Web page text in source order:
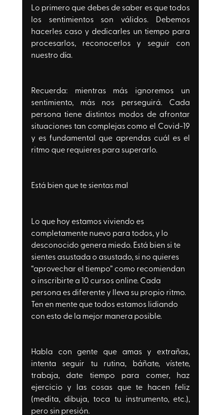
Lo primero que debes de saber es que todos
los sentimientos son válidos. Debemos
hacerles caso y dedicarles un tiempo para
procesarlos, reconocerlos y seguir con
nuestro día.
Recuerda: mientras más ignoremos un
sentimiento, más nos perseguirá. Cada
persona tiene distintos modos de afrontar
situaciones tan complejas como el Covid-19
y es fundamental que aprendas cuál es el
ritmo que requieres para superarlo.
Está bien que te sientas mal
Lo que hoy estamos viviendo es
completamente nuevo para todos, y lo
desconocido genera miedo. Está bien si te
sientes asustada o asustado, si no quieres
“aprovechar el tiempo” como recomiendan
o inscribirte a 10 cursos online. Cada
persona es diferente y lleva su propio ritmo.
Ten en mente que todos estamos lidiando
con esto de la mejor manera posible.
Habla con gente que amas y extrañas,
intenta seguir tu rutina, báñate, vístete,
trabaja, date tiempo para comer, haz
ejercicio y las cosas que te hacen feliz
(medita, dibuja, toca tu instrumento, etc.),
pero sin presión.